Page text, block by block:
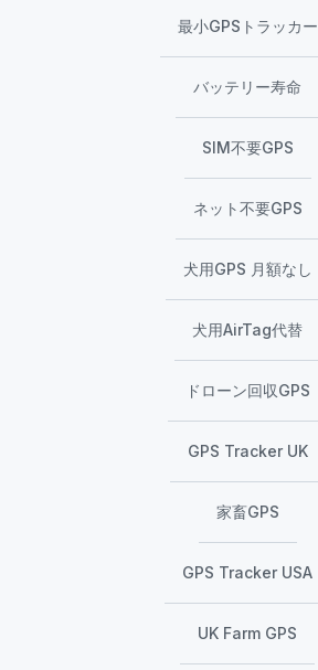
最小GPSトラッカー
バッテリー寿命
SIM不要GPS
ネット不要GPS
犬用GPS 月額なし
犬用AirTag代替
ドローン回収GPS
GPS Tracker UK
家畜GPS
GPS Tracker USA
UK Farm GPS